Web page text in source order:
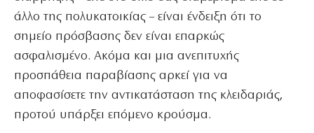
άλλο της πολυκατοικίας – είναι ένδειξη ότι το
σημείο πρόσβασης δεν είναι επαρκώς
ασφαλισμένο. Ακόμα και μια ανεπιτυχής
προσπάθεια παραβίασης αρκεί για να
αποφασίσετε την αντικατάσταση της κλειδαριάς,
προτού υπάρξει επόμενο κρούσμα.